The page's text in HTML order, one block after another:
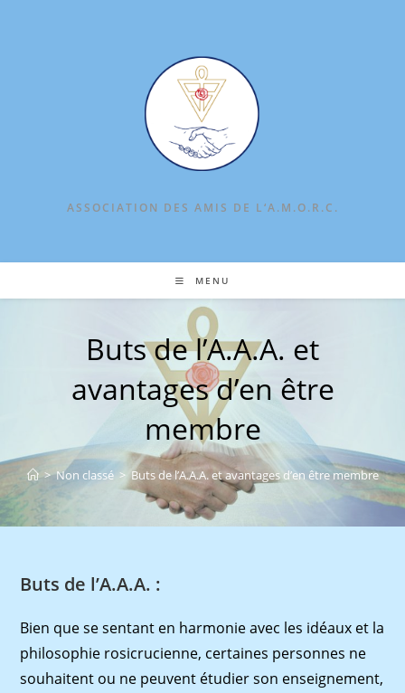
ASSOCIATION DES AMIS DE L‘A.M.O.R.C.
MENU
Buts de l’A.A.A. et
avantages d’en être
membre
> Non classé > Buts de l’A.A.A. et avantages d’en être membre
Buts de l’A.A.A. :
Bien que se sentant en harmonie avec les idéaux et la
philosophie rosicrucienne, certaines personnes ne
souhaitent ou ne peuvent étudier son enseignement,